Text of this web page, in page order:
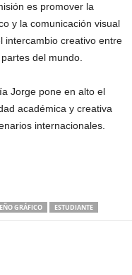
es promover la
y la comunicación visual
intercambio creativo entre
del mundo.
Jorge pone en alto el
académica y creativa
internacionales.
GRÁFICO ESTUDIANTE